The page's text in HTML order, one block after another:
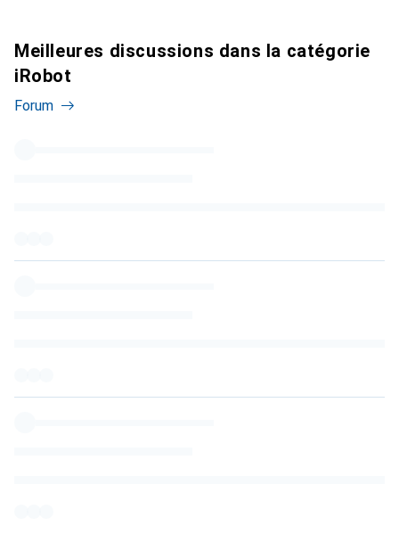
Meilleures discussions dans la catégorie
iRobot
Forum